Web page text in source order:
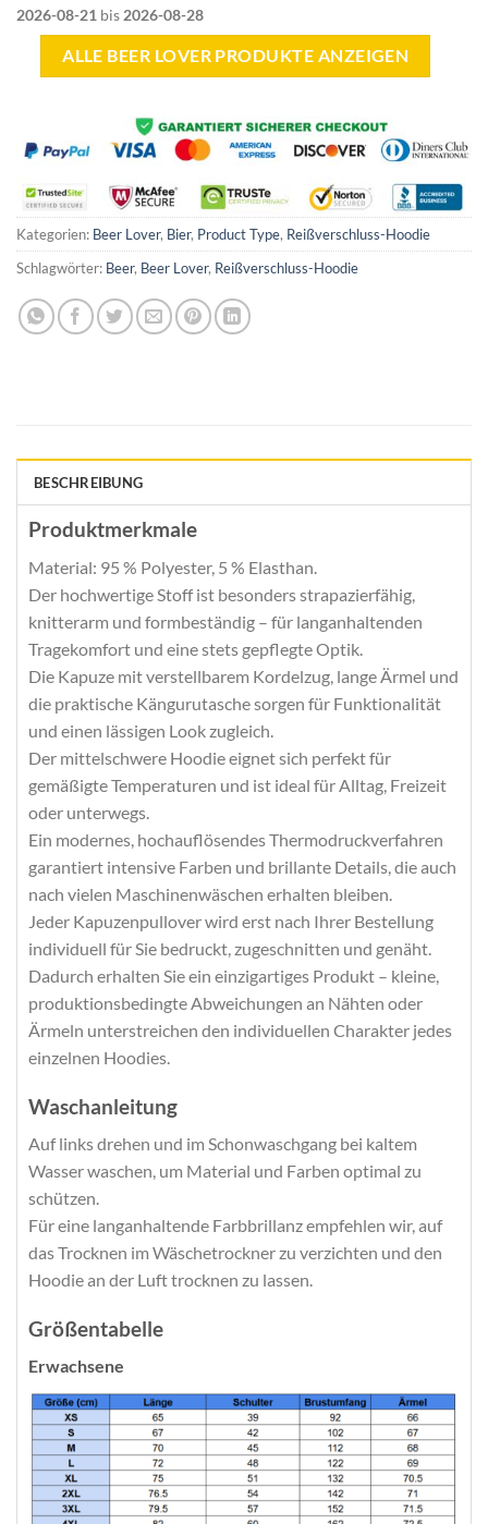
2026-08-21 bis 2026-08-28
ALLE BEER LOVER PRODUKTE ANZEIGEN
Kategorien: Beer Lover, Bier, Product Type, Reißverschluss-Hoodie
Schlagwörter: Beer, Beer Lover, Reißverschluss-Hoodie
BESCHREIBUNG
Produktmerkmale
Material: 95 % Polyester, 5 % Elasthan.
Der hochwertige Stoff ist besonders strapazierfähig,
knitterarm und formbeständig – für langanhaltenden
Tragekomfort und eine stets gepflegte Optik.
Die Kapuze mit verstellbarem Kordelzug, lange Ärmel und
die praktische Kängurutasche sorgen für Funktionalität
und einen lässigen Look zugleich.
Der mittelschwere Hoodie eignet sich perfekt für
gemäßigte Temperaturen und ist ideal für Alltag, Freizeit
oder unterwegs.
Ein modernes, hochauflösendes Thermodruckverfahren
garantiert intensive Farben und brillante Details, die auch
nach vielen Maschinenwäschen erhalten bleiben.
Jeder Kapuzenpullover wird erst nach Ihrer Bestellung
individuell für Sie bedruckt, zugeschnitten und genäht.
Dadurch erhalten Sie ein einzigartiges Produkt – kleine,
produktionsbedingte Abweichungen an Nähten oder
Ärmeln unterstreichen den individuellen Charakter jedes
einzelnen Hoodies.
Waschanleitung
Auf links drehen und im Schonwaschgang bei kaltem
Wasser waschen, um Material und Farben optimal zu
schützen.
Für eine langanhaltende Farbbrillanz empfehlen wir, auf
das Trocknen im Wäschetrockner zu verzichten und den
Hoodie an der Luft trocknen zu lassen.
Größentabelle
Erwachsene